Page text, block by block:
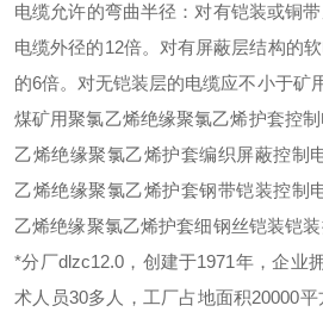
电缆允许的弯曲半径：对有铠装或铜
电缆外径的12倍。对有屏蔽层结构的
的6倍。对无铠装层的电缆应不小于矿
煤矿用聚氯乙烯绝缘聚氯乙烯护套控
乙烯绝缘聚氯乙烯护套编织屏蔽控制
乙烯绝缘聚氯乙烯护套钢带铠装控制
乙烯绝缘聚氯乙烯护套细钢丝铠装铠
*分厂dlzc12.0，创建于1971年，企业
术人员30多人，工厂占地面积20000